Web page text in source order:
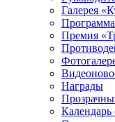
Галерея
Премия
Награды